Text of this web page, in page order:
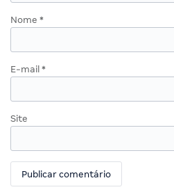
Nome *
E-mail *
Site